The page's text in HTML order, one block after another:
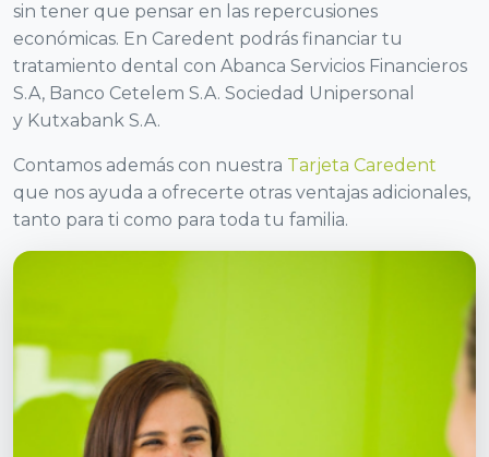
sin tener que pensar en las repercusiones
económicas. En Caredent podrás financiar tu
tratamiento dental con Abanca Servicios Financieros
S.A, Banco Cetelem S.A. Sociedad Unipersonal
y Kutxabank S.A.
Contamos además con nuestra Tarjeta Caredent
que nos ayuda a ofrecerte otras ventajas adicionales,
tanto para ti como para toda tu familia.